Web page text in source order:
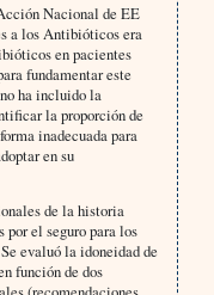
Nacional de EE
a los Antibióticos era
en pacientes
fundamentar este
ha incluido la
la proporción de
inadecuada para
en su
de la historia
el seguro para los
evaluó la idoneidad de
función de dos